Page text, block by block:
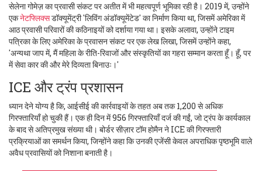
सेलेना गोमेज़ का प्रवासी संकट पर अतीत में भी महत्वपूर्ण भूमिका रही है। 2019 में, उन्होंने
एकनेटफ्लिक्सडॉक्यूमेंट्री 'लिविंग अंडॉक्यूमेंटेड' का निर्माण किया था, जिसमें अमेरिका में
आठ प्रवासी परिवारों की कठिनाइयों को दर्शाया गया था। इसके अलावा, उन्होंने टाइम
पत्रिका के लिए अमेरिका के प्रवासन संकट पर एक लेख लिखा, जिसमें उन्होंने कहा,
'अन्यथा जाप में, मैं महिला के रीति-रिवाजों और संस्कृतियों का गहरा सम्मान करता हूँ। हूँ, पर
में सेवा कार की और मेरे दिव्यता बिनाउः।'
ICE और ट्रंप प्रशासन
ध्यान देने योग्य है कि, आईसीई की कार्रवाइयों के तहत अब तक 1,200 से अधिक
गिरफ्तारियाँ हो चुकी हैं। एक ही दिन में 956 गिरफ्तारियाँ दर्ज की गईं, जो ट्रंप के कार्यकाल
के बाद से अतिप्रमुख संख्या थी। बोर्डर सीज़ार टॉम होमैन ने ICE की गिरफ्तारी
प्रक्रियाओं का समर्थन किया, जिन्होंने कहा कि उनकी एजेंसी केवल अपराधिक पृष्ठभूमि वाले
अवैध प्रवासियों को निशाना बनाती है।